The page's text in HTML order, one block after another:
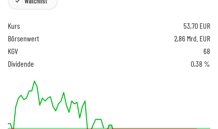
Kurs 53,70 EUR
Börsenwert
2,86 Mrd. EUR
KGV
68
Dividende
0,38 %